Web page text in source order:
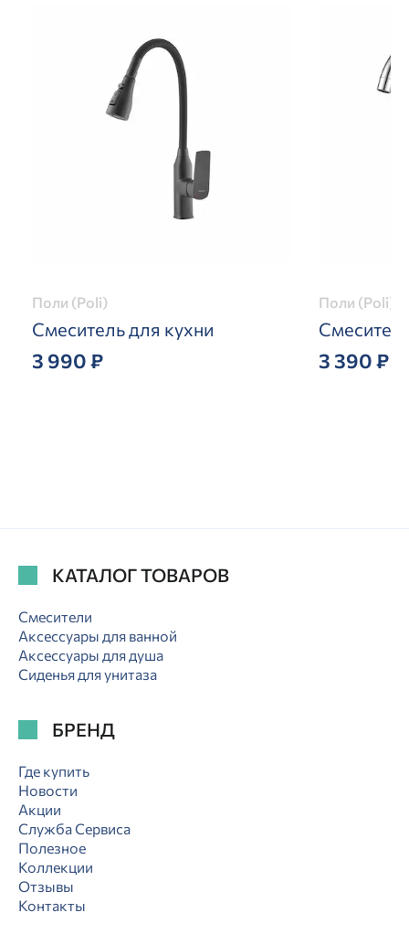
Поли (Poli)
Смеситель для кухни
3 990 ₽
Поли (Poli)
3 390 ₽
КАТАЛОГ ТОВАРОВ
Смесители
Аксессуары для ванной
Аксессуары для душа
Сиденья для унитаза
БРЕНД
Где купить
Новости
Акции
Служба Сервиса
Полезное
Коллекции
Отзывы
Контакты